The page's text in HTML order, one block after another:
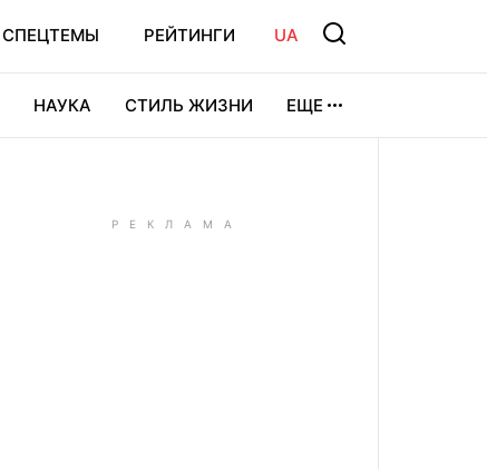
СПЕЦТЕМЫ РЕЙТИНГИ UA
НАУКА СТИЛЬ ЖИЗНИ ЕЩЕ